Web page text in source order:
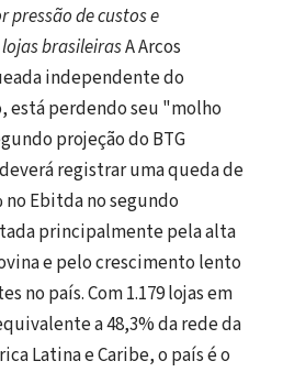
pressão de custos e
brasileirasA Arcos
independente do
está perdendo seu "molho
projeção do BTG
registrar uma queda de
no Ebitda no segundo
principalmente pela alta
e pelo crescimento lento
no país. Com 1.179 lojas em
a 48,3% da rede da
Latina e Caribe, o país é o